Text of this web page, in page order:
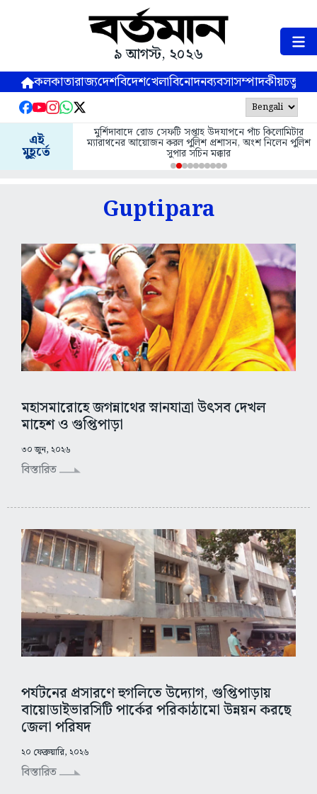
৯ আগস্ট, ২০২৬
কলকাতারাজ্যদেশবিদেশখেলাবিনোদনব্যবসাসম্পাদকীয়
এই
মুহূর্তে
মুর্শিদাবাদে রোড সেফটি সপ্তাহ উদযাপনে পাঁচ কিলোমিটার
ম্যারাথনের আয়োজন করল পুলিশ প্রশাসন, অংশ নিলেন পুলিশ
সুপার সচিন মক্কার
Guptipara
মহাসমারোহে জগন্নাথের স্নানযাত্রা উৎসব দেখল
মাহেশ ও গুপ্তিপাড়া
৩০ জুন, ২০২৬
বিস্তারিত
পর্যটনের প্রসারণে হুগলিতে উদ্যোগ, গুপ্তিপাড়ায়
বায়োডাইভারসিটি পার্কের পরিকাঠামো উন্নয়ন করছে
জেলা পরিষদ
২০ ফেব্রুয়ারি, ২০২৬
বিস্তারিত